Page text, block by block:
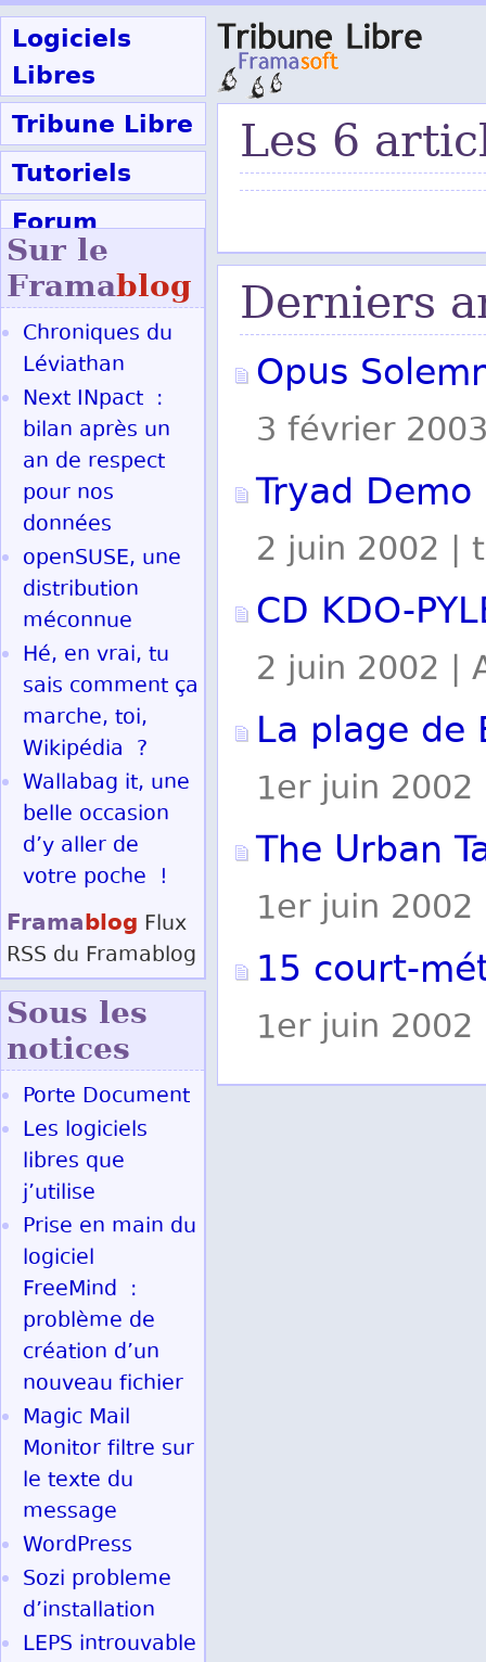
Logiciels
Libres
Tribune Libre
Tutoriels
Forum
Participer
Les 6
Derniers
Opus
3 février
Tryad
2 juin 2002 |
CD KDO-
2 juin 2002 |
La plage de
1er juin 2002
The Urban
1er juin
15 court-
1er juin 2002
Sur le
Framablog
Chroniques du
Léviathan
Next INpact :
bilan après un
an de respect
pour nos
données
openSUSE, une
distribution
méconnue
Hé, en vrai, tu
sais comment ça
marche, toi,
Wikipédia ?
Wallabag it, une
belle occasion
d’y aller de
votre poche !
Framablog Flux
RSS du Framablog
Sous les
notices
Porte Document
Les logiciels
libres que
j’utilise
Prise en main du
logiciel
FreeMind :
problème de
création d’un
nouveau fichier
Magic Mail
Monitor filtre sur
le texte du
message
WordPress
Sozi probleme
d’installation
LEPS introuvable